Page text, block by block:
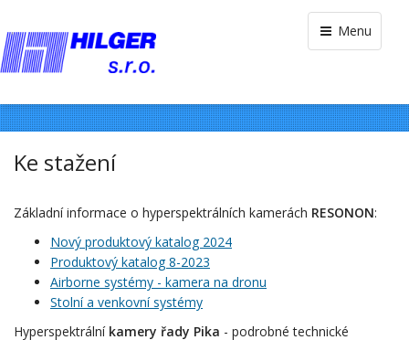
Menu
Ke stažení
Základní informace o hyperspektrálních kamerách RESONON:
Nový produktový katalog 2024
Produktový katalog 8-2023
Airborne systémy - kamera na dronu
Stolní a venkovní systémy
Hyperspektrální kamery řady Pika - podrobné technické